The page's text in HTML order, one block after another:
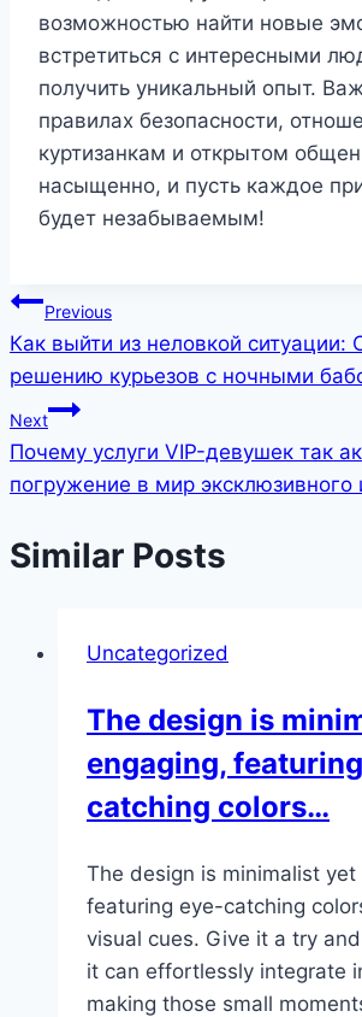
возможностью найти новые
встретиться с интересными
получить уникальный опыт.
правилах безопасности,
куртизанкам и открытом
насыщенно, и пусть каждое
будет незабываемым!
Post
navigation
Previous
Как выйти из неловкой ситуации:
решению курьезов с ночными
Next
Почему услуги VIP-девушек так
погружение в мир эксклюзивного
Similar Posts
Uncategorized
The design is
engaging,
catching colors…
The design is minimalist yet
featuring eye-catching
visual cues. Give it a try
it can effortlessly integrate
making those small